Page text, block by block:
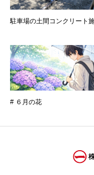
駐車場の土間コンクリート
# ６月の花